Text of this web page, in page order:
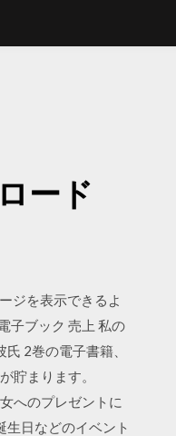
ード
ジを表示できるよ
子ブック 売上 私の
2巻の電子書籍、
貯まります。
へのプレゼントに
日などのイベント